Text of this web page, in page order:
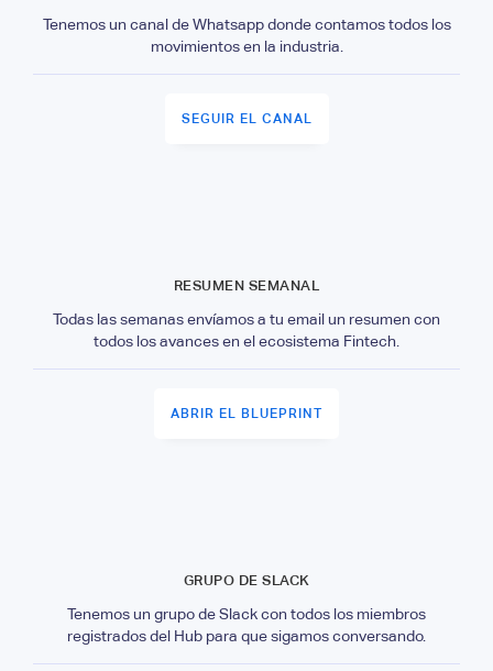
Tenemos un canal de Whatsapp donde contamos todos los
movimientos en la industria.
SEGUIR EL CANAL
RESUMEN SEMANAL
Todas las semanas envíamos a tu email un resumen con
todos los avances en el ecosistema Fintech.
ABRIR EL BLUEPRINT
GRUPO DE SLACK
Tenemos un grupo de Slack con todos los miembros
registrados del Hub para que sigamos conversando.